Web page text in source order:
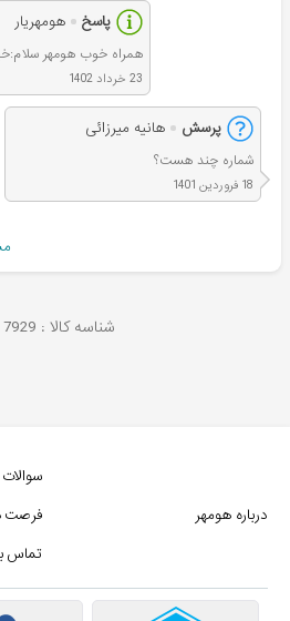
پاسخ هومهریار
همراه خوب هومهر
23 خرداد 1402
پرسش هانیه میرزائی
شماره چند هست؟
18 فروردین 1401
شناسه کالا : 7929
درباره هومهر
فرصت
تماس